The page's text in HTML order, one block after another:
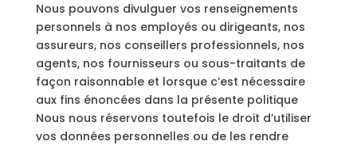
Nous pouvons divulguer vos renseignements
personnels à nos employés ou dirigeants, nos
assureurs, nos conseillers professionnels, nos
agents, nos fournisseurs ou sous-traitants de
façon raisonnable et lorsque c’est nécessaire
aux fins énoncées dans la présente politique
Nous nous réservons toutefois le droit d’utiliser
vos données personnelles ou de les rendre